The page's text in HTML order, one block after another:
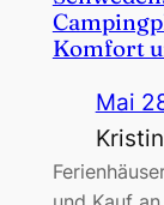
Komfort
Mai